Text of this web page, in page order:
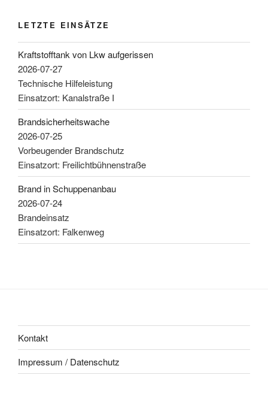
LETZTE EINSÄTZE
Kraftstofftank von Lkw aufgerissen
2026-07-27
Technische Hilfeleistung
Einsatzort: Kanalstraße I
Brandsicherheitswache
2026-07-25
Vorbeugender Brandschutz
Einsatzort: Freilichtbühnenstraße
Brand in Schuppenanbau
2026-07-24
Brandeinsatz
Einsatzort: Falkenweg
Kontakt
Impressum / Datenschutz